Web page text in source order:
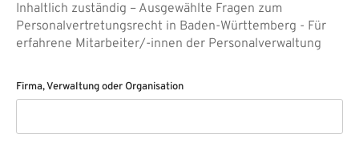
Inhaltlich zuständig – Ausgewählte Fragen zum
Personalvertretungsrecht in Baden-Württemberg - Für
erfahrene Mitarbeiter/-innen der Personalverwaltung
Firma, Verwaltung oder Organisation